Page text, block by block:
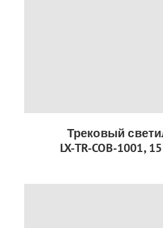
Трековый
LX-TR-COB-1001,